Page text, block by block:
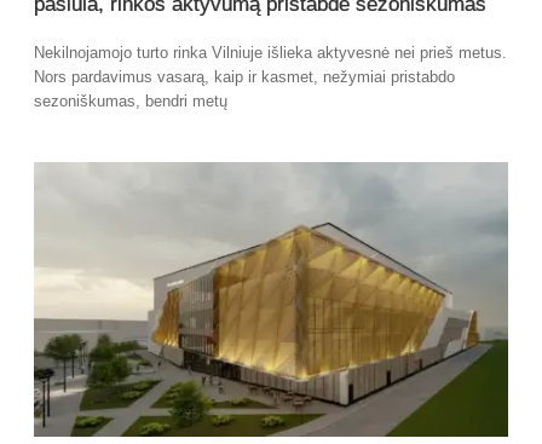
Nekilnojamojo turto rinka Vilniuje išlieka aktyvesnė nei prieš metus.
Nors pardavimus vasarą, kaip ir kasmet, nežymiai pristabdo
sezoniškumas, bendri metų